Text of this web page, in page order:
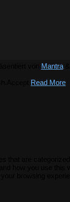
von Mantra&
Read More